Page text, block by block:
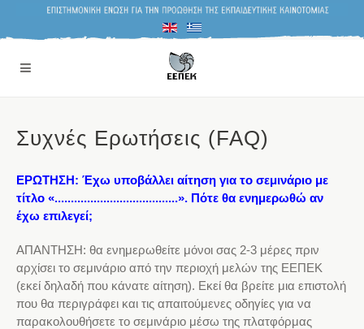
Συχνές Ερωτήσεις (FAQ)
ΕΡΩΤΗΣΗ: Έχω υποβάλλει αίτηση για το σεμινάριο με
τίτλο «......................................». Πότε θα ενημερωθώ αν
έχω επιλεγεί;
ΑΠΑΝΤΗΣΗ: θα ενημερωθείτε μόνοι σας 2-3 μέρες πριν
αρχίσει το σεμινάριο από την περιοχή μελών της ΕΕΠΕΚ
(εκεί δηλαδή που κάνατε αίτηση). Εκεί θα βρείτε μια επιστολή
που θα περιγράφει και τις απαιτούμενες οδηγίες για να
παρακολουθήσετε το σεμινάριο μέσω της πλατφόρμας